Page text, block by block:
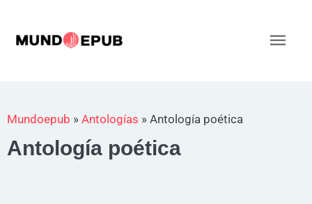
contenido
Mundoepub » Antologías » Antología poética
Antología poética